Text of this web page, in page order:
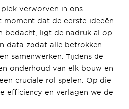
verworven in ons
moment dat de eerste ideeën
bedacht, ligt de nadruk al op
data zodat alle betrokken
samenwerken. Tijdens de
onderhoud van elk bouw en
cruciale rol spelen. Op die
efficiency en verlagen we de